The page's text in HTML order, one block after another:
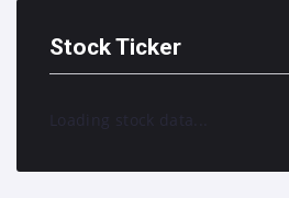
Stock Ticker
Loading stock data...